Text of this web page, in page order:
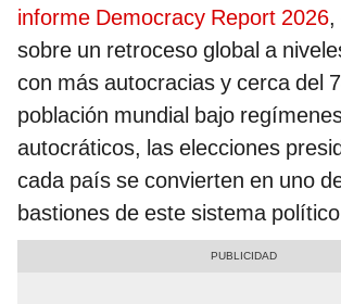
informe Democracy Report 2026,
sobre un retroceso global a
con más autocracias y cerca del
población mundial bajo
autocráticos, las elecciones
cada país se convierten en uno
bastiones de este sistema